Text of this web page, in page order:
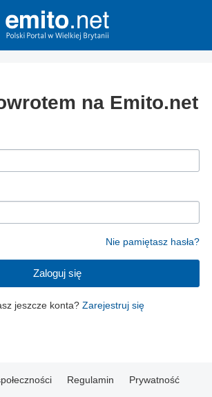
na Emito.net
Nie pamiętasz hasła?
Zaloguj się
jeszcze konta? Zarejestruj się
Regulamin Prywatność